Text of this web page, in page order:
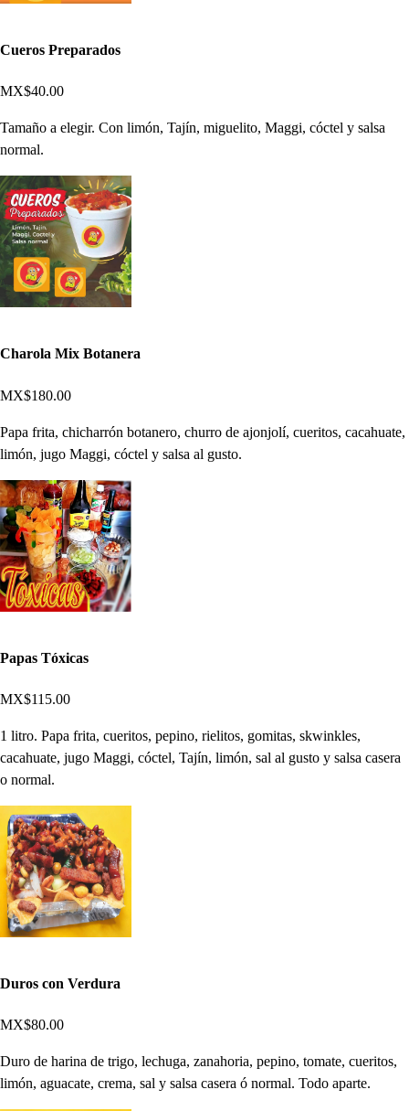
Cueros Preparados
MX$40.00
Tamaño a elegir. Con limón, Tajín, miguelito, Maggi, cóctel y salsa
normal.
Charola Mix Botanera
MX$180.00
Papa frita, chicharrón botanero, churro de ajonjolí, cueritos, cacahuate,
limón, jugo Maggi, cóctel y salsa al gusto.
Papas Tóxicas
MX$115.00
1 litro. Papa frita, cueritos, pepino, rielitos, gomitas, skwinkles,
cacahuate, jugo Maggi, cóctel, Tajín, limón, sal al gusto y salsa casera
o normal.
Duros con Verdura
MX$80.00
Duro de harina de trigo, lechuga, zanahoria, pepino, tomate, cueritos,
limón, aguacate, crema, sal y salsa casera ó normal. Todo aparte.